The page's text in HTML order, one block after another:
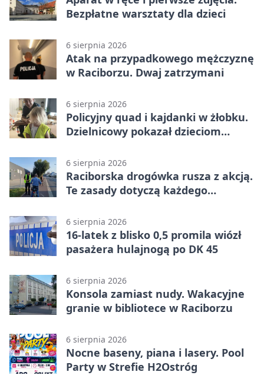
Bezpłatne warsztaty dla dzieci
6 sierpnia 2026
Atak na przypadkowego mężczyznę
w Raciborzu. Dwaj zatrzymani
6 sierpnia 2026
Policyjny quad i kajdanki w żłobku.
Dzielnicowy pokazał dzieciom
6 sierpnia 2026
Raciborska drogówka rusza z akcją.
Te zasady dotyczą każdego
6 sierpnia 2026
16-latek z blisko 0,5 promila wiózł
pasażera hulajnogą po DK 45
6 sierpnia 2026
Konsola zamiast nudy. Wakacyjne
granie w bibliotece w Raciborzu
6 sierpnia 2026
Nocne baseny, piana i lasery. Pool
Party w Strefie H2Ostróg